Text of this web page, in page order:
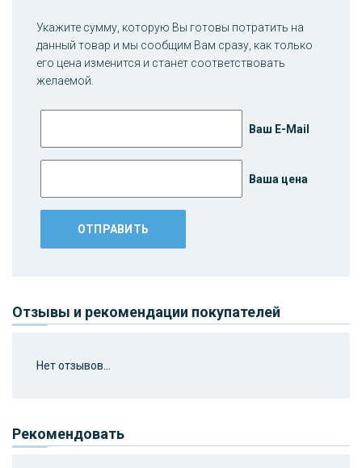
Укажите сумму, которую Вы готовы потратить на
данный товар и мы сообщим Вам сразу, как только
его цена изменится и станет соответствовать
желаемой.
Ваш E-Mail
Ваша цена
Отзывы и рекомендации покупателей
Нет отзывов...
Рекомендовать